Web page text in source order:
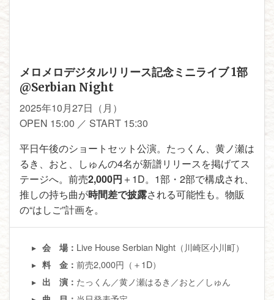
メロメロデジタルリリース記念ミニライブ 1部
@Serbian Night
2025年10月27日（月）
OPEN 15:00 ／ START 15:30
平日午後のショートセット公演。たっくん、黄ノ瀬は
るき、おと、しゅんの4名が新譜リリースを掲げてス
テージへ。前売2,000円 ＋1D。1部・2部で構成され、
推しの持ち曲が時間差で披露される可能性も。物販
の“はしご”計画を。
会 場： Live House Serbian Night（川崎区小川町）
料 金：前売2,000円（＋1D）
出 演： たっくん／黄ノ瀬はるき／おと／しゅん